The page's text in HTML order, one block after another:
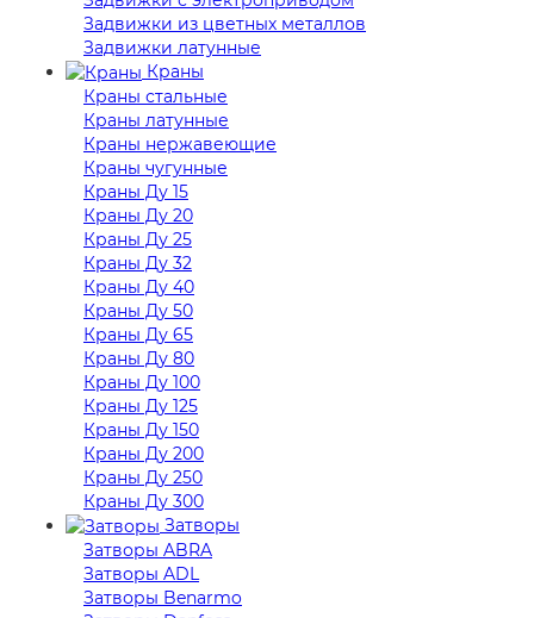
Задвижки из цветных металлов
Задвижки латунные
Краны
Краны стальные
Краны латунные
Краны нержавеющие
Краны чугунные
Краны Ду 15
Краны Ду 20
Краны Ду 25
Краны Ду 32
Краны Ду 40
Краны Ду 50
Краны Ду 65
Краны Ду 80
Краны Ду 100
Краны Ду 125
Краны Ду 150
Краны Ду 200
Краны Ду 250
Краны Ду 300
Затворы
Затворы ABRA
Затворы ADL
Затворы Benarmo